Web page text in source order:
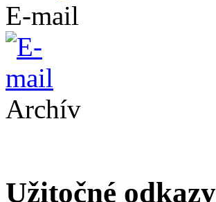
E-mail
Archív
Užitočné odkazy